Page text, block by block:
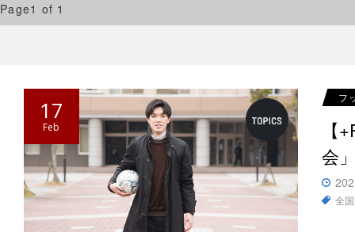
Page1 of 1
17
Feb
フ
【
会
全